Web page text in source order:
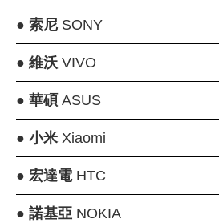
● 索尼SONY
● 維沃VIVO
● 華碩 ASUS
● 小米Xiaomi
● 宏達電HTC
● 諾基亞NOKIA